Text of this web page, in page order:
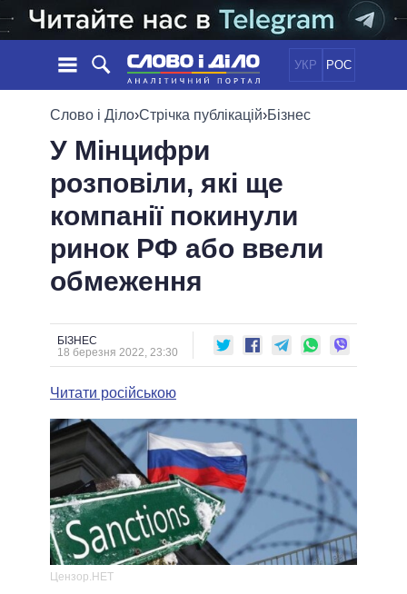
УКР РОС
НОВИНИ
СТРІЧКА
ПОДІЇ
СТАТТІ
ОГЛЯДИ
ДАЙДЖЕСТИ
ЕКОНОМІКА
СУСПІЛЬСТВО
ОБIЦЯНКИ
ПОЛIТИКИ
УСІ ПОЛІТИКИ
ПРЕЗИДЕНТ І ОФІС
ВЕРХОВНА РАДА
ГОЛОВИ ОБЛАДМІНІСТРАЦІЙ
МЕРИ МІСТ
ВСІ ПЕРСОНИ
ІНФОГРАФІКА
ВІДЕО
ПОРІВНЯННЯ ПОЛІТИКІВ
Слово і Діло›Стрічка публікацій›Бізнес
У Мінцифри
розповіли, які ще
компанії покинули
ринок РФ або ввели
обмеження
БІЗНЕС
18 березня 2022, 23:30
Читати російською
Цензор.НЕТ